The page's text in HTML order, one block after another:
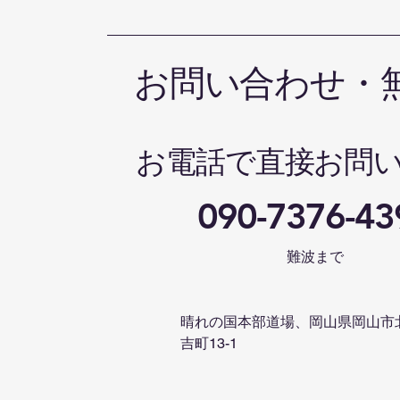
お問い合わせ・
お電話で直接お問
090-7376-
難波まで
晴れの国本部道場、岡山県岡山市
吉町13-1